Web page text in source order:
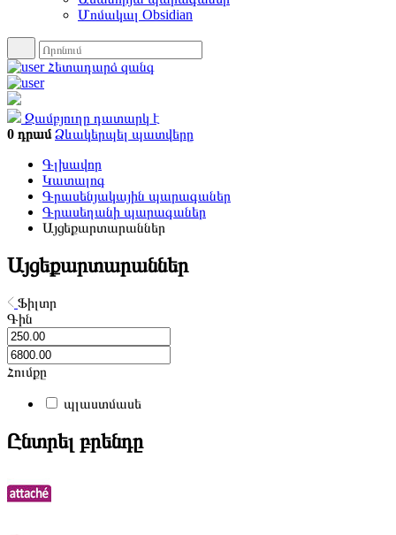
Մոմակալ Obsidian
Հետադարձ զանգ
Զամբյուղը դատարկ է
0 դրամ Ձևակերպել պատվերը
Գլխավոր
Կատալոգ
Գրասենյակային պարագաներ
Գրասեղանի պարագաներ
Այցեքարտարաններ
Այցեքարտարաններ
Ֆիլտր
Գին
Հումքը
պլաստմասե
Ընտրել բրենդը